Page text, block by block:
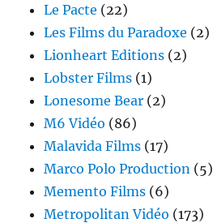
Le Pacte (22)
Les Films du Paradoxe (2)
Lionheart Editions (2)
Lobster Films (1)
Lonesome Bear (2)
M6 Vidéo (86)
Malavida Films (17)
Marco Polo Production (5)
Memento Films (6)
Metropolitan Vidéo (173)